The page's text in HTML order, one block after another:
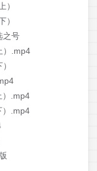
）
）
之号
）.mp4
）.mp4
）.mp4